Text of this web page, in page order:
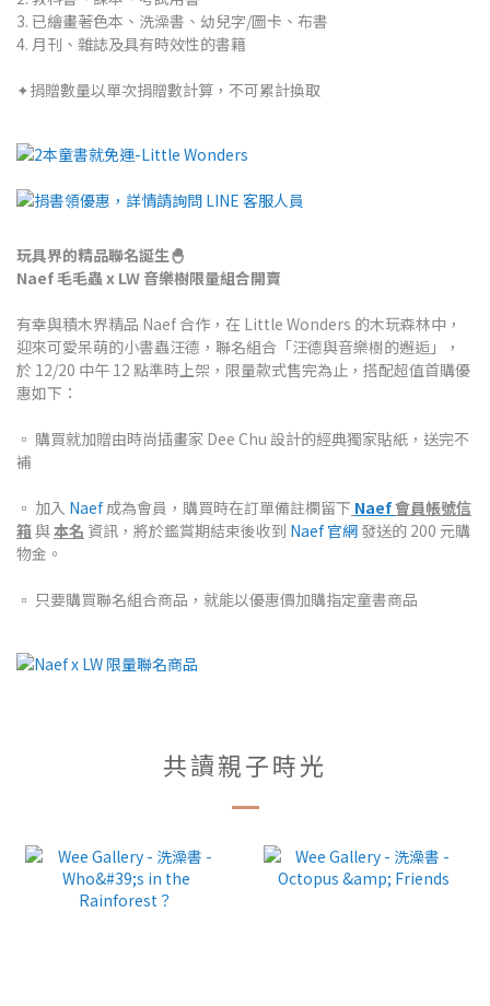
3. 已繪畫著色本、洗澡書、幼兒字/圖卡、布書
4. 月刊、雜誌及具有時效性的書籍
✦捐贈數量以單次捐贈數計算，不可累計換取
玩具界的精品聯名誕生🐣
Naef 毛毛蟲 x LW 音樂樹限量組合開賣
有幸與積木界精品 Naef 合作，在 Little Wonders 的木玩森林中，
迎來可愛呆萌的小書蟲汪德，聯名組合「汪德與音樂樹的邂逅」，
於 12/20 中午 12 點準時上架，限量款式售完為止，搭配超值首購優
惠如下：
▫️ 購買就加贈由時尚插畫家 Dee Chu 設計的經典獨家貼紙，送完不
補
▫️ 加入 Naef成為會員，購買時在訂單備註欄留下 Naef會員帳號信
箱與本名 資訊，將於鑑賞期結束後收到 Naef 官網 發送的 200 元購
物金。
▫️ 只要購買聯名組合商品，就能以優惠價加購指定童書商品
共讀親子時光